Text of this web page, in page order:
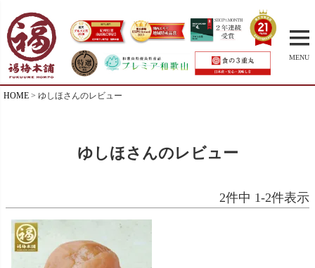
MENU
HOME ゆしほさんのレビュー
ゆしほさんのレビュー
2件中 1-2件表示